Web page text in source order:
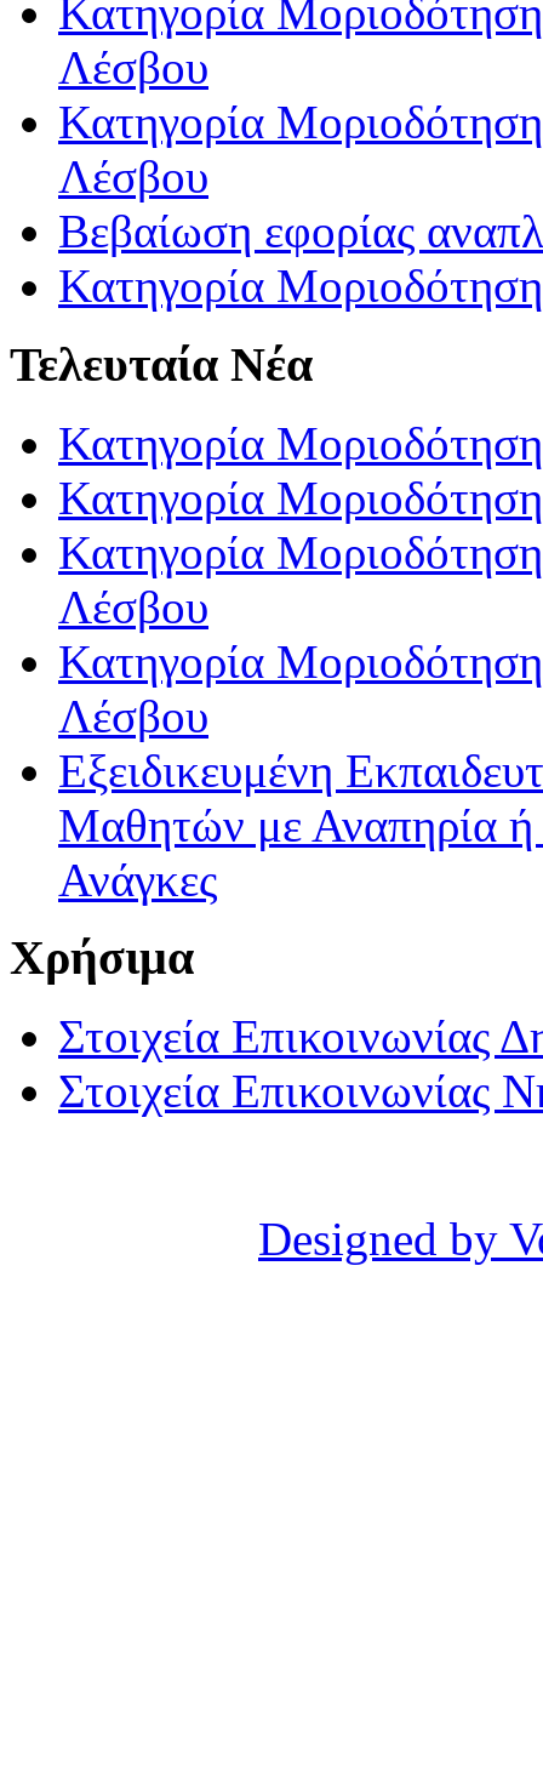
Κατηγορία
Λέσβου
Κατηγορία
Λέσβου
Βεβαίωση εφορίας
Κατηγορία
Τελευταία Νέα
Κατηγορία
Κατηγορία
Κατηγορία
Λέσβου
Κατηγορία
Λέσβου
Εξειδικευμένη
Μαθητών με Αναπηρία ή /
Ανάγκες
Χρήσιμα
Στοιχεία Επικοινωνίας
Στοιχεία Επικοινωνίας
Designed by